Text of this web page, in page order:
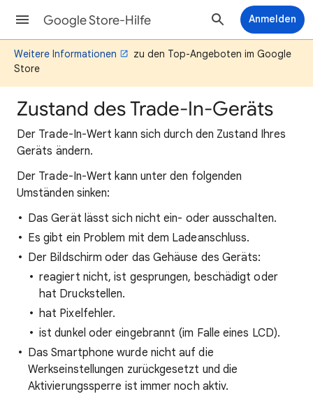
Google Store-Hilfe Anmelden
Weitere Informationen
zu den Top-Angeboten im Google
Store
Zustand des Trade-In-Geräts
Der Trade-In-Wert kann sich durch den Zustand Ihres
Geräts ändern.
Der Trade-In-Wert kann unter den folgenden
Umständen sinken:
Das Gerät lässt sich nicht ein- oder ausschalten.
Es gibt ein Problem mit dem Ladeanschluss.
Der Bildschirm oder das Gehäuse des Geräts:
reagiert nicht, ist gesprungen, beschädigt oder
hat Druckstellen.
hat Pixelfehler.
ist dunkel oder eingebrannt (im Falle eines LCD).
Das Smartphone wurde nicht auf die
Werkseinstellungen zurückgesetzt und die
Aktivierungssperre ist immer noch aktiv.